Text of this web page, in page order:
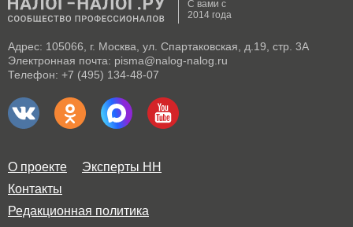
С вами с
2014 года
Адрес: 105066, г. Москва, ул. Спартаковская, д.19, стр. 3А
Электронная почта: pisma@nalog-nalog.ru
Телефон: +7 (495) 134-48-07
О проекте
Эксперты НН
Контакты
Редакционная политика